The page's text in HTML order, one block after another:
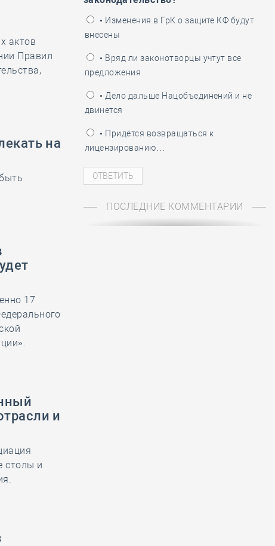
актов
Правил
на
17
и
столы и
• Изменения в ГрК о защите КФ будут
внесены
• Вряд ли законотворцы учтут все
предложения
• Дело дальше Нацобъединений и не
двинется
• Придётся возвращаться к
лицензированию…
ПОСЛЕДНИЕ КОММЕНТАРИИ